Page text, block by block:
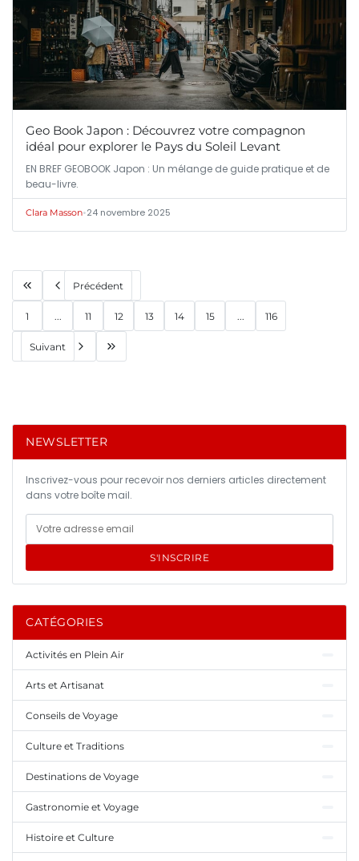
Geo Book Japon : Découvrez votre compagnon
idéal pour explorer le Pays du Soleil Levant
EN BREF GEOBOOK Japon : Un mélange de guide pratique et de
beau-livre.
Clara Masson•24 novembre 2025
Précédent
1 ... 11 12 13 14 15 ... 116
Suivant
NEWSLETTER
Inscrivez-vous pour recevoir nos derniers articles directement
dans votre boîte mail.
S'INSCRIRE
CATÉGORIES
Activités en Plein Air
Arts et Artisanat
Conseils de Voyage
Culture et Traditions
Destinations de Voyage
Gastronomie et Voyage
Histoire et Culture